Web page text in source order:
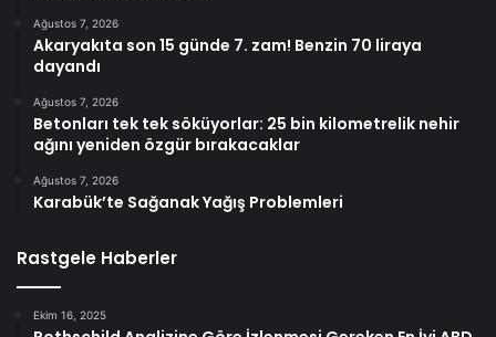
Ağustos 7, 2026
Akaryakıta son 15 günde 7. zam! Benzin 70 liraya
dayandı
Ağustos 7, 2026
Betonları tek tek söküyorlar: 25 bin kilometrelik nehir
ağını yeniden özgür bırakacaklar
Ağustos 7, 2026
Karabük’te Sağanak Yağış Problemleri
Rastgele Haberler
Ekim 16, 2025